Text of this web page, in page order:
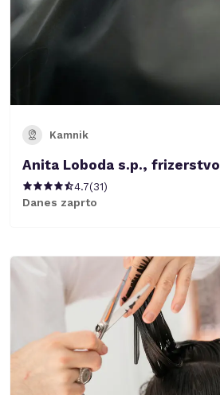
Kamnik
Anita Loboda s.p., frizerstvo
4.7(31)
Danes zaprto